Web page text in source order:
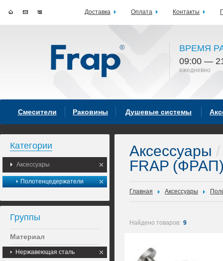
ВРЕМЯ
09:00 —
ежедневно
Смесители Раковины Душевые системы
Категории
Аксессуары
Полотенцедержатели
Группы
Материал
Нержавеющая сталь
Аксессуары /
FRAP
Главная Аксессуары
Найдено товаров: 9
Доставка Оплата Контакты